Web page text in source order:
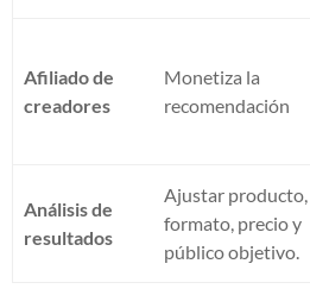
Afiliado de
creadores
Monetiza la
recomendación
Análisis de
resultados
Ajustar producto,
formato, precio y
público objetivo.